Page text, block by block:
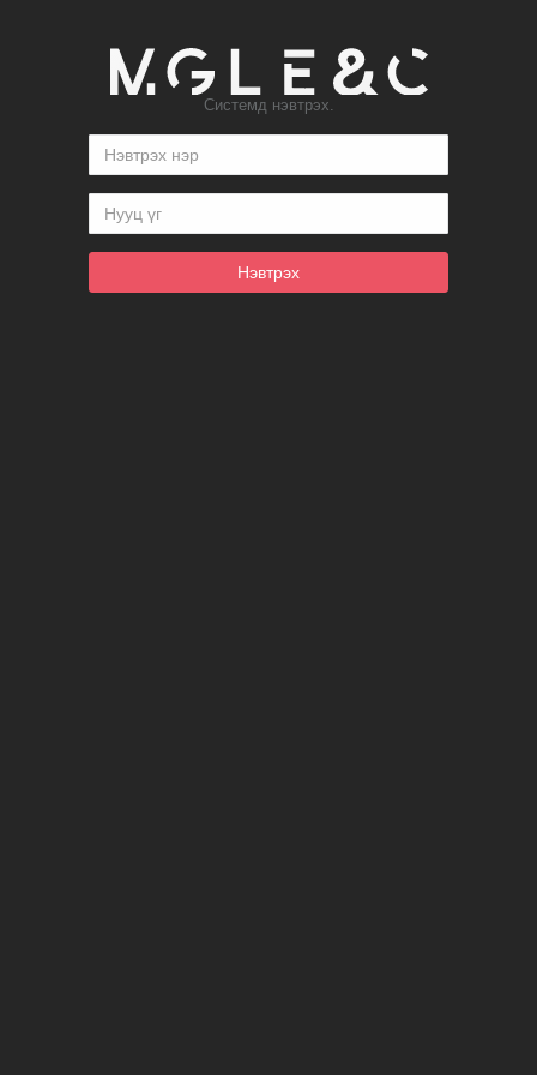
Системд нэвтрэх.
Нэвтрэх